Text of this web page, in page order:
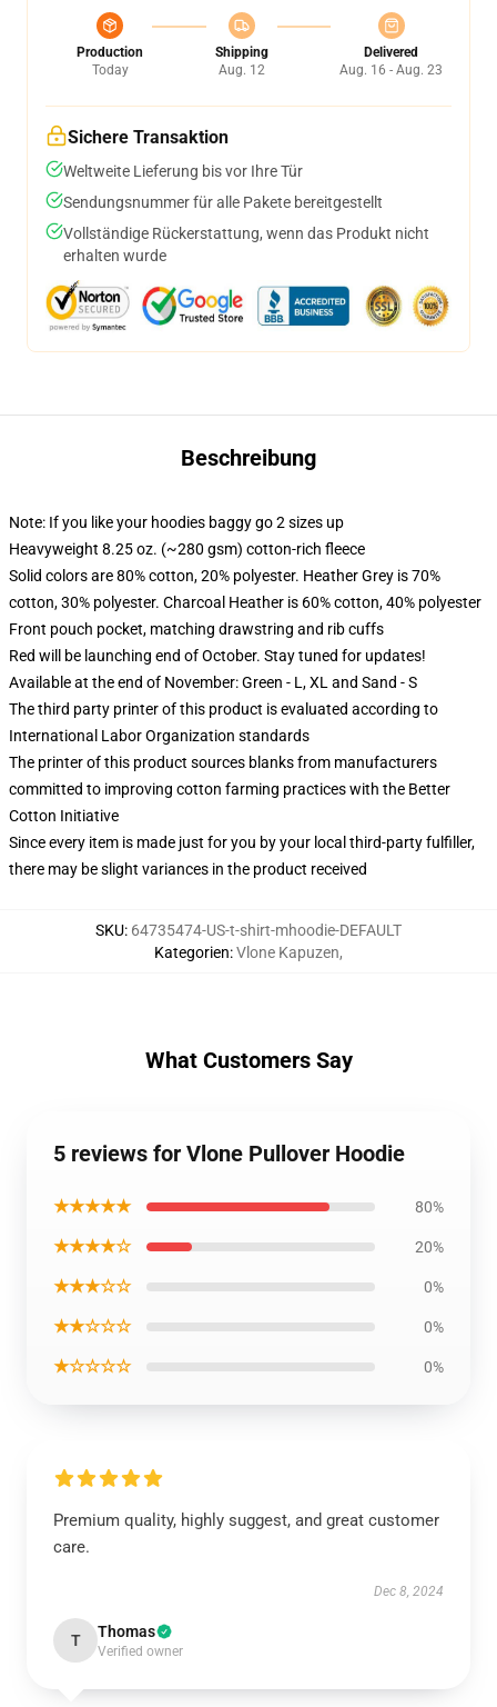
Production
Today
Shipping
Aug. 12
Delivered
Aug. 16 - Aug. 23
Sichere Transaktion
Weltweite Lieferung bis vor Ihre Tür
Sendungsnummer für alle Pakete bereitgestellt
Vollständige Rückerstattung, wenn das Produkt nicht
erhalten wurde
Beschreibung
Note: If you like your hoodies baggy go 2 sizes up
Heavyweight 8.25 oz. (~280 gsm) cotton-rich fleece
Solid colors are 80% cotton, 20% polyester. Heather Grey is 70%
cotton, 30% polyester. Charcoal Heather is 60% cotton, 40% polyester
Front pouch pocket, matching drawstring and rib cuffs
Red will be launching end of October. Stay tuned for updates!
Available at the end of November: Green - L, XL and Sand - S
The third party printer of this product is evaluated according to
International Labor Organization standards
The printer of this product sources blanks from manufacturers
committed to improving cotton farming practices with the Better
Cotton Initiative
Since every item is made just for you by your local third-party fulfiller,
there may be slight variances in the product received
SKU: 64735474-US-t-shirt-mhoodie-DEFAULT
Kategorien:Vlone Kapuzen,
What Customers Say
5 reviews for Vlone Pullover Hoodie
★★★★★ 80%
★★★★☆ 20%
★★★☆☆ 0%
★★☆☆☆ 0%
★☆☆☆☆ 0%
Premium quality, highly suggest, and great customer
care.
Dec 8, 2024
T Thomas
Verified owner